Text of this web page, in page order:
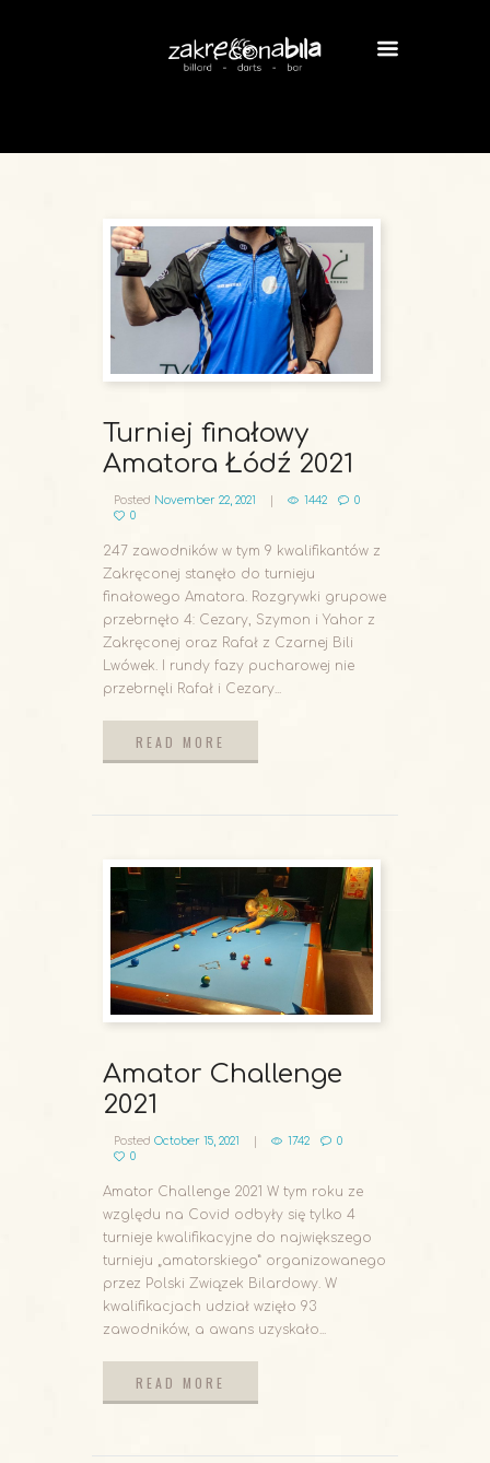
Turniej finałowy
Amatora Łódź 2021
Posted November 22, 2021 1442
0
0
247 zawodników w tym 9 kwalifikantów z
Zakręconej stanęło do turnieju
finałowego Amatora. Rozgrywki grupowe
przebrnęło 4: Cezary, Szymon i Yahor z
Zakręconej oraz Rafał z Czarnej Bili
Lwówek. I rundy fazy pucharowej nie
przebrnęli Rafał i Cezary...
READ MORE
Amator Challenge
2021
Posted October 15, 2021 1742
0
0
Amator Challenge 2021 W tym roku ze
względu na Covid odbyły się tylko 4
turnieje kwalifikacyjne do największego
turnieju „amatorskiego” organizowanego
przez Polski Związek Bilardowy. W
kwalifikacjach udział wzięło 93
zawodników, a awans uzyskało...
READ MORE